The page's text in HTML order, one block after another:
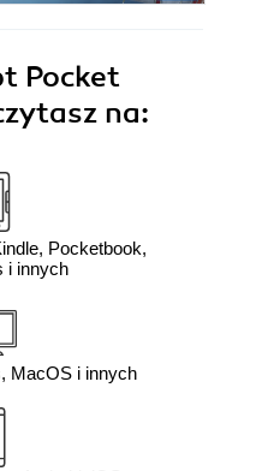
Pocket
na:
Pocketbook,
i innych
MacOS i innych